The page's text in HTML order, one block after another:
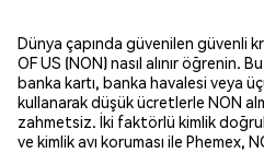
Dünya çapında güvenilen güvenli
OF US (NON) nasıl alınır öğrenin.
banka kartı, banka havalesi veya
kullanarak düşük ücretlerle NON
zahmetsiz. İki faktörlü kimlik
ve kimlik avı koruması ile Phemex,